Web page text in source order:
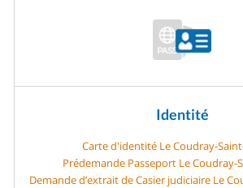
Identité
Carte d'identité Le Coudray-
Prédemande Passeport Le Coudray-
Demande d’extrait de Casier judiciaire Le